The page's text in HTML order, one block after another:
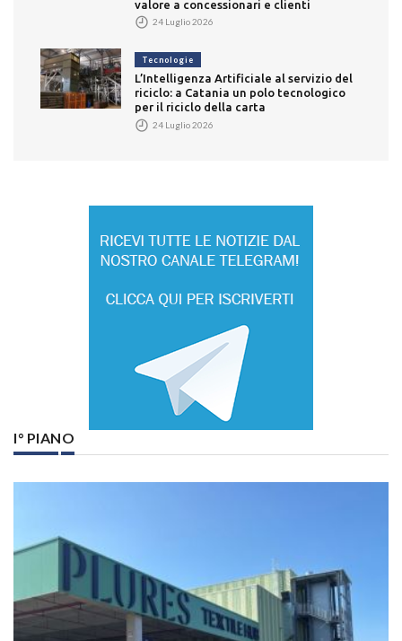
valore a concessionari e clienti
24 Luglio 2026
Tecnologie
L’Intelligenza Artificiale al servizio del
riciclo: a Catania un polo tecnologico
per il riciclo della carta
24 Luglio 2026
I° PIANO